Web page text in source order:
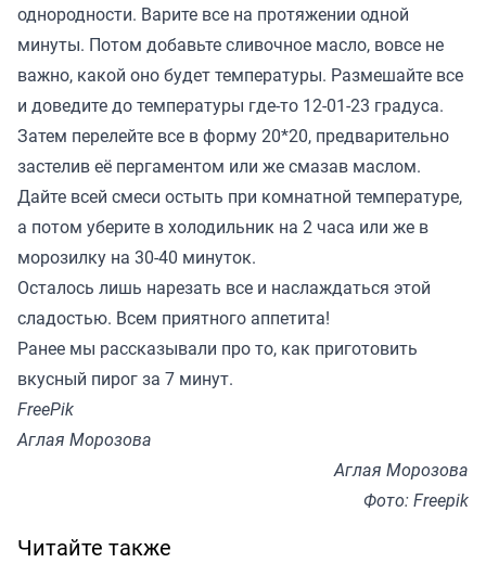
однородности. Варите все на протяжении одной
минуты. Потом добавьте сливочное масло, вовсе не
важно, какой оно будет температуры. Размешайте все
и доведите до температуры где-то 12-01-23 градуса.
Затем перелейте все в форму 20*20, предварительно
застелив её пергаментом или же смазав маслом.
Дайте всей смеси остыть при комнатной температуре,
а потом уберите в холодильник на 2 часа или же в
морозилку на 30-40 минуток.
Осталось лишь нарезать все и наслаждаться этой
сладостью. Всем приятного аппетита!
Ранее мы рассказывали про то, как приготовить
вкусный пирог за 7 минут.
FreePik
Аглая Морозова
Аглая Морозова
Фото: Freepik
Читайте также